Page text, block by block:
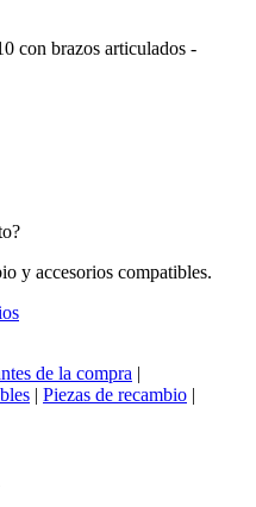
con brazos articulados -
y accesorios compatibles.
de la compra |
| Piezas de recambio |